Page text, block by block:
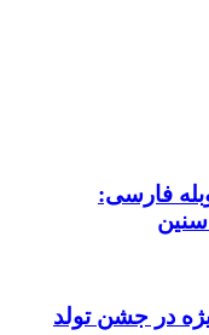
فارسی:
در جشن تولد